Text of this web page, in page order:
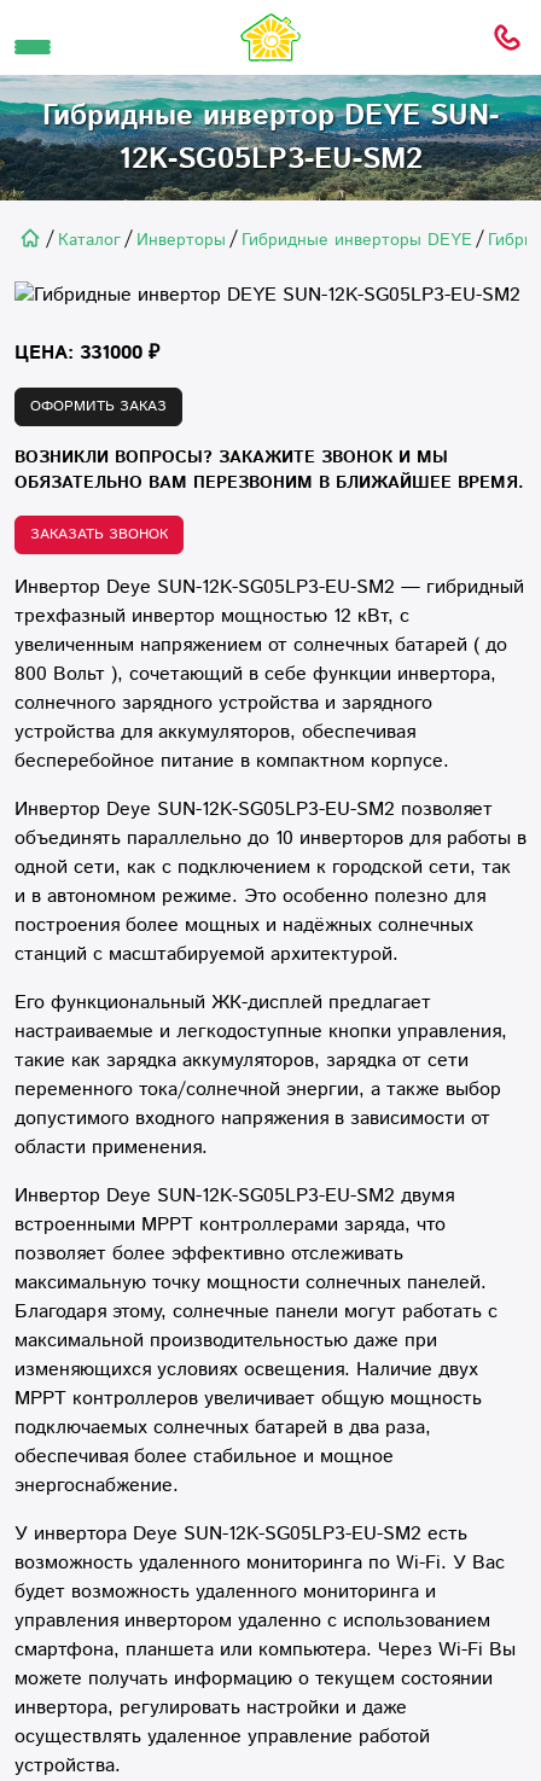
Гибридные инвертор DEYE SUN-
12K-SG05LP3-EU-SM2
/ Каталог/ Инверторы / Гибридные инверторы DEYE /
ЦЕНА: 331000 ₽
ОФОРМИТЬ ЗАКАЗ
ВОЗНИКЛИ ВОПРОСЫ? ЗАКАЖИТЕ ЗВОНОК И МЫ
ОБЯЗАТЕЛЬНО ВАМ ПЕРЕЗВОНИМ В БЛИЖАЙШЕЕ ВРЕМЯ.
ЗАКАЗАТЬ ЗВОНОК
Инвертор Deye SUN-12K-SG05LP3-EU-SM2 — гибридный
трехфазный инвертор мощностью 12 кВт, с
увеличенным напряжением от солнечных батарей ( до
800 Вольт ), сочетающий в себе функции инвертора,
солнечного зарядного устройства и зарядного
устройства для аккумуляторов, обеспечивая
бесперебойное питание в компактном корпусе.
Инвертор Deye SUN-12K-SG05LP3-EU-SM2 позволяет
объединять параллельно до 10 инверторов для работы в
одной сети, как с подключением к городской сети, так
и в автономном режиме. Это особенно полезно для
построения более мощных и надёжных солнечных
станций с масштабируемой архитектурой.
Его функциональный ЖК-дисплей предлагает
настраиваемые и легкодоступные кнопки управления,
такие как зарядка аккумуляторов, зарядка от сети
переменного тока/солнечной энергии, а также выбор
допустимого входного напряжения в зависимости от
области применения.
Инвертор Deye SUN-12K-SG05LP3-EU-SM2 двумя
встроенными MPPT контроллерами заряда, что
позволяет более эффективно отслеживать
максимальную точку мощности солнечных панелей.
Благодаря этому, солнечные панели могут работать с
максимальной производительностью даже при
изменяющихся условиях освещения. Наличие двух
MPPT контроллеров увеличивает общую мощность
подключаемых солнечных батарей в два раза,
обеспечивая более стабильное и мощное
энергоснабжение.
У инвертора Deye SUN-12K-SG05LP3-EU-SM2 есть
возможность удаленного мониторинга по Wi-Fi. У Вас
будет возможность удаленного мониторинга и
управления инвертором удаленно с использованием
смартфона, планшета или компьютера. Через Wi-Fi Вы
можете получать информацию о текущем состоянии
инвертора, регулировать настройки и даже
осуществлять удаленное управление работой
устройства.